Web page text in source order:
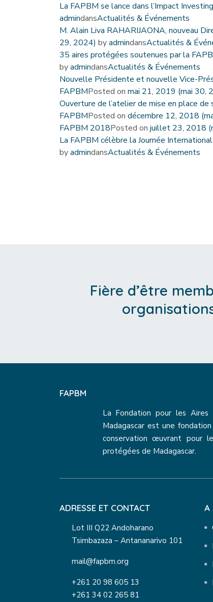
La FAPBM se lance dans l’Impact Investing
admindansActualités & Événements
M. Alain Liva RAHARIJAONA, nouveau
29, 2024) byadmindansActualités &
35 aires protégées soutenues par la
byadmindansActualités & Événements
Nouvelle Présidente et nouvelle Vice-
FAPBMPosted on mai 21, 2019 (mai 30,
Ouverture de l’atelier de mise en place
FAPBMPosted on décembre 12, 2018
FAPBM 2018Posted on juillet 23, 2018
La FAPBM célèbre la Journée
byadmindansActualités & Événements
Fière d’être
FAPBM
La Fondation pour les
Madagascar est une
conservation œuvrant pour
protégées de Madagascar.
ADRESSE ET CONTACT
Lot III Q22 Andoharano
Tsimbazaza – Antananarivo 101
mail@fapbm.org
+261 20 98 605 13
+261 34 02 265 81
A